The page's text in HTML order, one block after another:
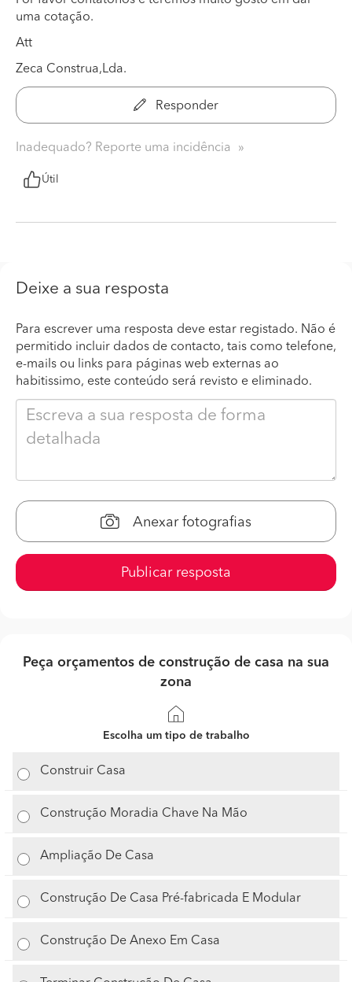
uma cotação.
Att
Zeca Construa,Lda.
Responder
Inadequado? Reporte uma incidência
Útil
Deixe a sua resposta
Para escrever uma resposta deve estar registado. Não é
permitido incluir dados de contacto, tais como telefone,
e-mails ou links para páginas web externas ao
habitissimo, este conteúdo será revisto e eliminado.
Anexar fotografias
Publicar resposta
Peça orçamentos de construção de casa na sua
zona
Escolha um tipo de trabalho
Construir Casa
Construção Moradia Chave Na Mão
Ampliação De Casa
Construção De Casa Pré-fabricada E Modular
Construção De Anexo Em Casa